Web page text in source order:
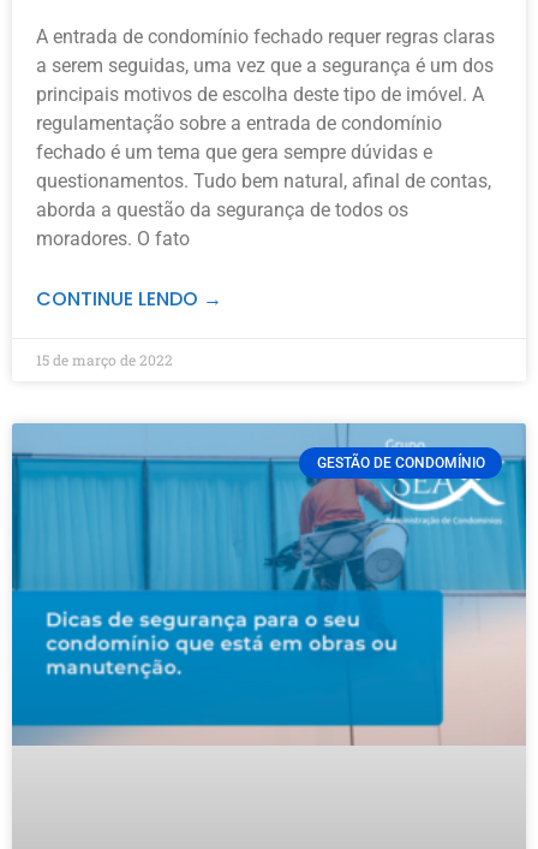
A entrada de condomínio fechado requer regras claras
a serem seguidas, uma vez que a segurança é um dos
principais motivos de escolha deste tipo de imóvel. A
regulamentação sobre a entrada de condomínio
fechado é um tema que gera sempre dúvidas e
questionamentos. Tudo bem natural, afinal de contas,
aborda a questão da segurança de todos os
moradores. O fato
CONTINUE LENDO →
15 de março de 2022
GESTÃO DE CONDOMÍNIO